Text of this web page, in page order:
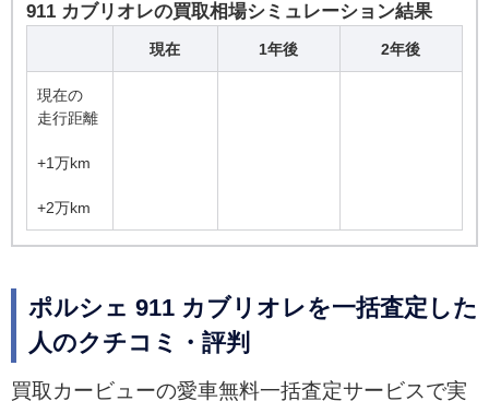
911 カブリオレの買取相場シミュレーション結果
現在 1年後 2年後
現在の
走行距離
+1万km
+2万km
ポルシェ 911 カブリオレを一括査定した
人のクチコミ・評判
買取カービューの愛車無料一括査定サービスで実